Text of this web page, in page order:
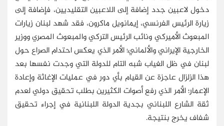
دخول لاعبين جدد إضافة إلى اللاعبين التقليديين، فإضافة إلى
زيارة الرئيس الفرنسي، إيمانويل ماكرون، فقد شهد لبنان زيارات
المبعوث الأميركي ونائب الرئيس التركي والمبعوث المصري ووزير
الخارجية الإيراني والألماني؛ الأمر الذي يعكس احتدام الصراع حول
لبنان في ظل الغياب شبه التام للدولة التي وجدت نفسها بعد
هذا الزلزال عاجزة عن القيام بأي دور في عمليات الإغاثة وإعادة
الإعمار؛ الأمر الذي رفع أصوات الكثيرين بطلب تحقيق دولي لعدم
ثقة الشارع اللبناني بجدية الدولة اللبنانية في إجراء تحقيق
شفاف يخرج بنتيجة.